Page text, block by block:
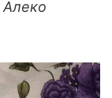
Алеко